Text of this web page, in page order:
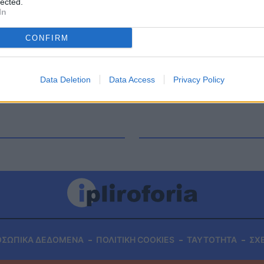
CONFIRM
Data Deletion Data Access Privacy Policy
Σμιθ για την Microsoft Η συζήτηση των
σχέδια που κάνει ο τεχνολογικός
18/11/2025 Δήμητρα Δερζέκου: «Λέω […]
ΔΕΔΟΜΕΝΑ ΠΟΛΙΤΙΚΗ COOKIES ΤΑΥΤΟΤΗΤΑ